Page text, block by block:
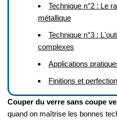
Technique n°2 : Le
métallique
Technique n°3 :
complexes
Applications
Finitions et
Couper du verre sans coupe
quand on maîtrise les bonnes